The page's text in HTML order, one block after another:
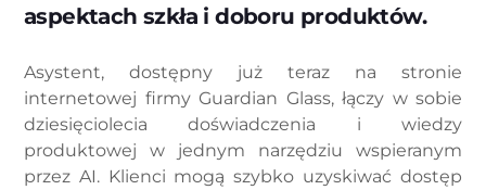
aspektach szkła i doboru produktów.
Asystent, dostępny już teraz na stronie
internetowej firmy Guardian Glass, łączy w sobie
dziesięciolecia doświadczenia i wiedzy
produktowej w jednym narzędziu wspieranym
przez AI. Klienci mogą szybko uzyskiwać dostęp